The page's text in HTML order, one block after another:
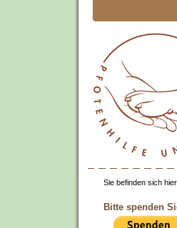
Sie befinden sich
Bitte spenden